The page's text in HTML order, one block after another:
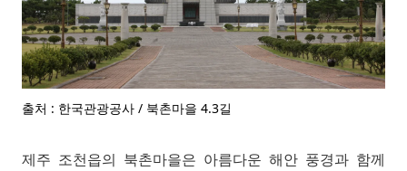
출처 : 한국관광공사 / 북촌마을 4.3길
제주 조천읍의 북촌마을은 아름다운 해안 풍경과 함께